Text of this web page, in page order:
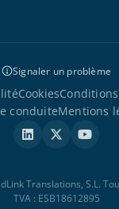
Signaler un problème
Cookies
conduiteMentions
Translations, S.L.
TVA : ESB18612895